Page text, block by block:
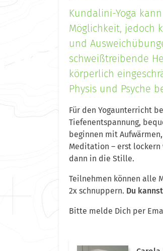
Kundalini-Yoga
Möglichkeit, jedoch
und
schweißtreibende
körperlich
Physis und Psyche
Für den Yogaunterricht
Tiefenentspannung,
beginnen mit
Meditation – erst lockern
dann in die Stille.
Teilnehmen können alle
2x schnuppern. Du
Bitte melde Dich per